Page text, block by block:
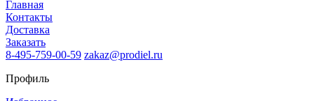
Главная
Контакты
Доставка
Заказать
8-495-759-00-59 zakaz@prodiel.ru
Профиль